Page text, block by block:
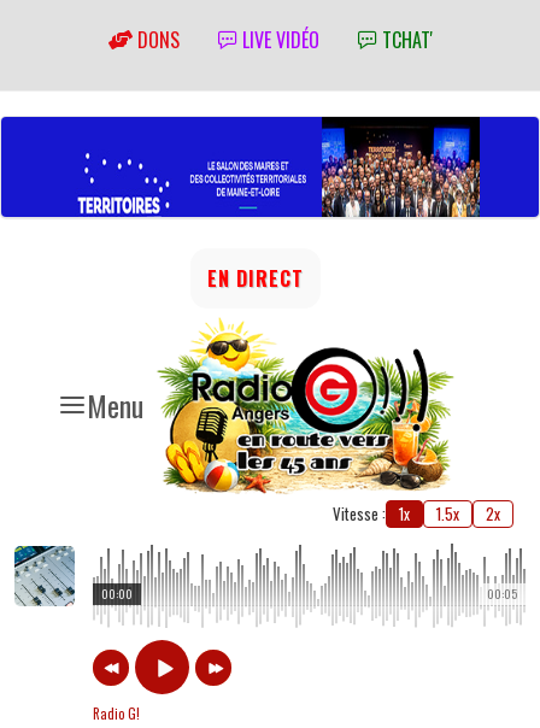
DONS LIVE VIDÉO TCHAT'
Menu
EN DIRECT
Vitesse : 1x 1.5x 2x
00:05
00:00
Radio G!